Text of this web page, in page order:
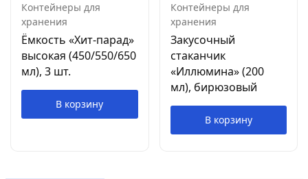
Контейнеры для
хранения
Ёмкость «Хит-парад»
высокая (450/550/650
мл), 3 шт.
В корзину
Контейнеры для
хранения
Закусочный
стаканчик
«Иллюмина» (200
мл), бирюзовый
В корзину